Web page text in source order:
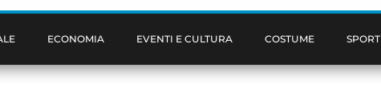
ECONOMIA EVENTI E CULTURA COSTUME SPORT